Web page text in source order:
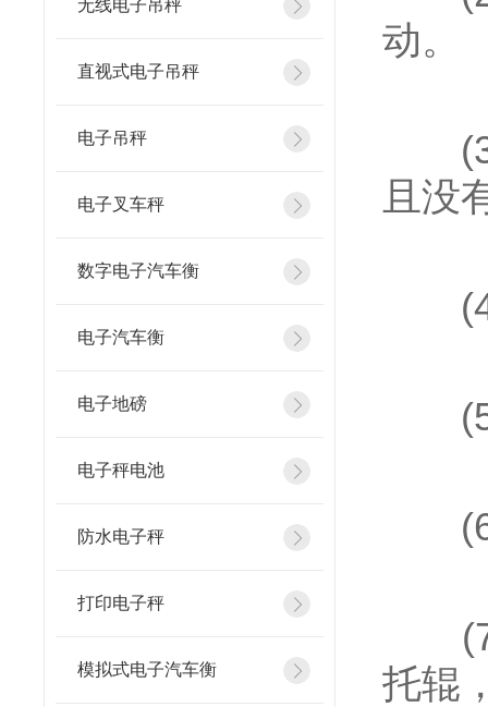
无线电子吊秤
直视式电子吊秤
电子吊秤
电子叉车秤
数字电子汽车衡
电子汽车衡
电子地磅
电子秤电池
防水电子秤
打印电子秤
模拟式电子汽车衡
动。
(3)
且没
(4)
(5)
(6)
(7)
托辊